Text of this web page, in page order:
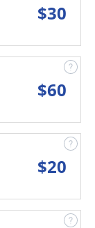
$30
$60
$20